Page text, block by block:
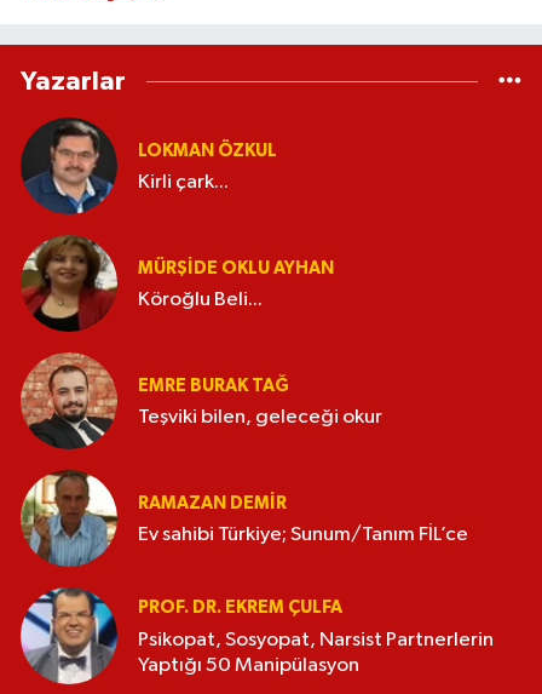
Yazarlar
LOKMAN ÖZKUL
Kirli çark...
MÜRŞIDE OKLU AYHAN
Köroğlu Beli...
EMRE BURAK TAĞ
Teşviki bilen, geleceği okur
RAMAZAN DEMİR
Ev sahibi Türkiye; Sunum/Tanım FİL’ce
PROF. DR. EKREM ÇULFA
Psikopat, Sosyopat, Narsist Partnerlerin
Yaptığı 50 Manipülasyon